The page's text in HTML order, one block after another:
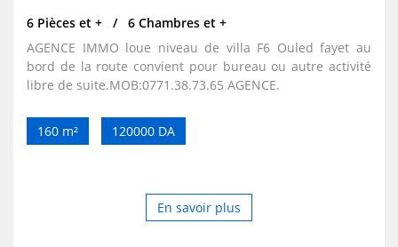
6 Pièces et +
6 Chambres et +
AGENCE IMMO loue niveau de villa F6 Ouled fayet au
bord de la route convient pour bureau ou autre activité
libre de suite.MOB:0771.38.73.65 AGENCE.
160 m² 120000 DA
En savoir plus